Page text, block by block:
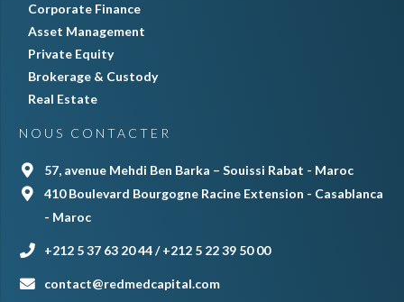
Corporate Finance
Asset Management
Private Equity
Brokerage & Custody
Real Estate
NOUS CONTACTER
57, avenue Mehdi Ben Barka – Souissi Rabat - Maroc
410 Boulevard Bourgogne Racine Extension - Casablanca
- Maroc
+212 5 37 63 20 44 / +212 5 22 39 50 00
contact@redmedcapital.com